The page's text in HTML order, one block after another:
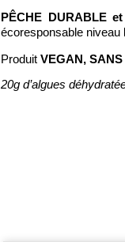
PÊCHE DURABLE
écoresponsable niveau
ProduitVEGAN,
20g d’algues